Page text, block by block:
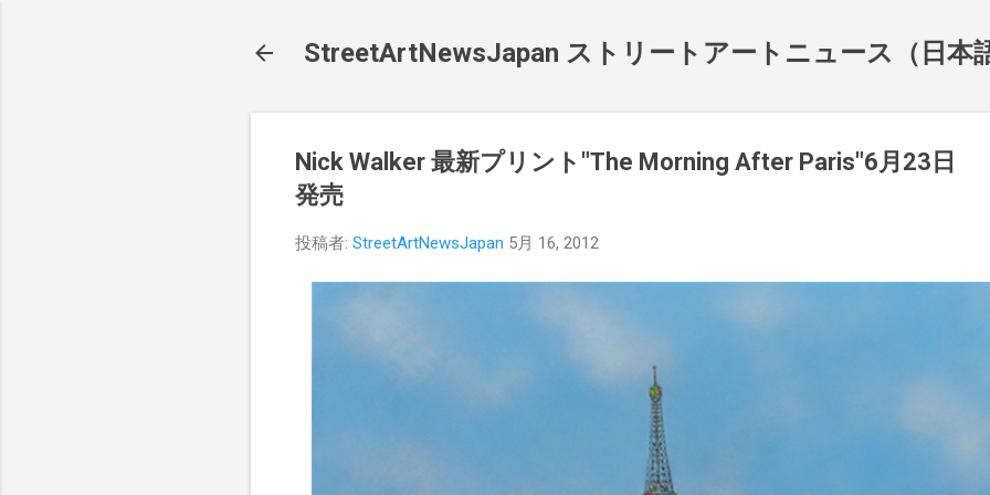
StreetArtNewsJapan ストリートアートニュース（日本
Nick Walker 最新プリント"The Morning After Paris"6月23日
発売
投稿者: StreetArtNewsJapan 5月 16, 2012